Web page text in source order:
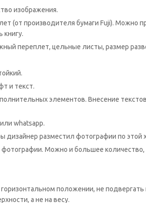
изображения.
лет (от производителя бумаги Fuji).
книгу.
переплет, цельные листы, размер
и текст.
элементов. Внесение
whatsaрp.
разместил фотографии по этой
Можно и большее
горизонтальном положении, не
а не на весу.